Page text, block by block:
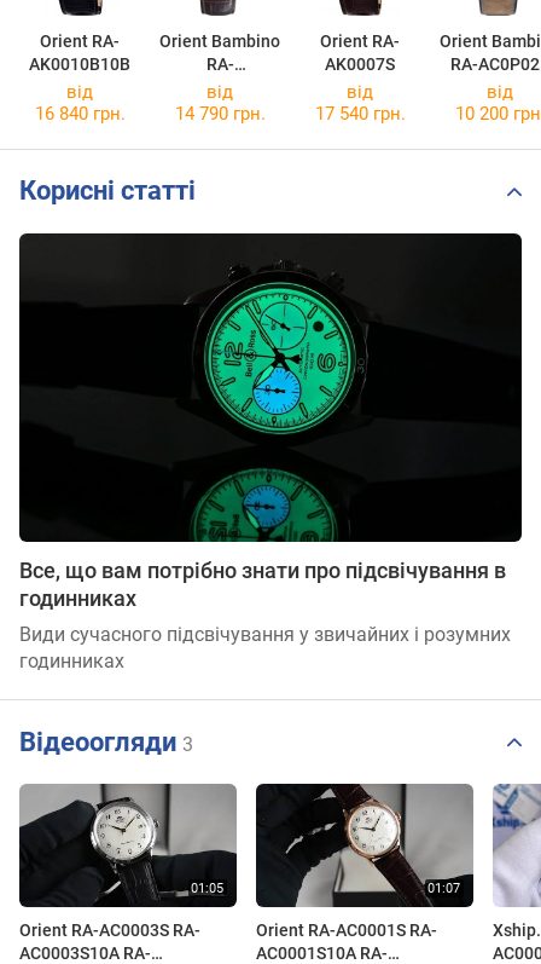
Orient RA-
AK0010B10B
Orient Bambino
RA-
AC0028S30B
Orient RA-
AK0007S
Orient
RA-
від
16 840 грн.
від
14 790 грн.
від
17 540 грн.
від
10 200
Корисні статті
Все, що вам потрібно знати про підсвічування в
годинниках
Види сучасного підсвічування у звичайних і розумних
годинниках
Відеоогляди 3
Orient RA-AC0003S RA-
AC0003S10A RA-
Orient RA-AC0001S RA-
AC0001S10A RA-